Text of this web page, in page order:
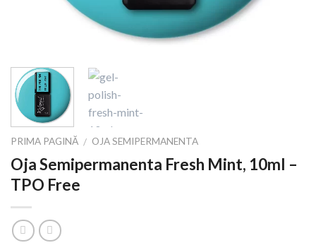
PRIMA PAGINĂ / OJA SEMIPERMANENTA
Oja Semipermanenta Fresh Mint, 10ml –
TPO Free